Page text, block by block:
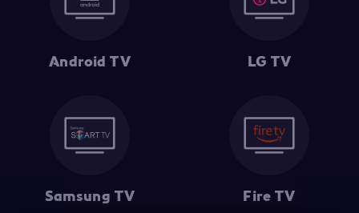
Android TV LG TV
Samsung TV Fire TV